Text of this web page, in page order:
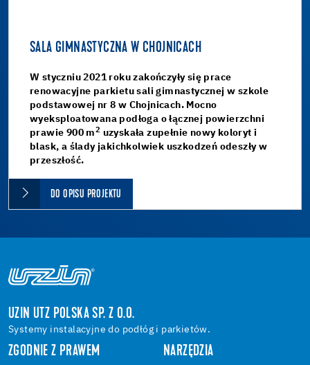
SALA GIMNASTYCZNA W CHOJNICACH
W styczniu 2021 roku zakończyły się prace
renowacyjne parkietu sali gimnastycznej w szkole
podstawowej nr 8 w Chojnicach. Mocno
wyeksploatowana podłoga o łącznej powierzchni
prawie 900 m 2 uzyskała zupełnie nowy koloryt i
blask, a ślady jakichkolwiek uszkodzeń odeszły w
przeszłość.
DO OPISU PROJEKTU
UZIN UTZ POLSKA SP. Z O.O.
Systemy instalacyjne do podłóg i parkietów.
ZGODNIE Z PRAWEM NARZĘDZIA